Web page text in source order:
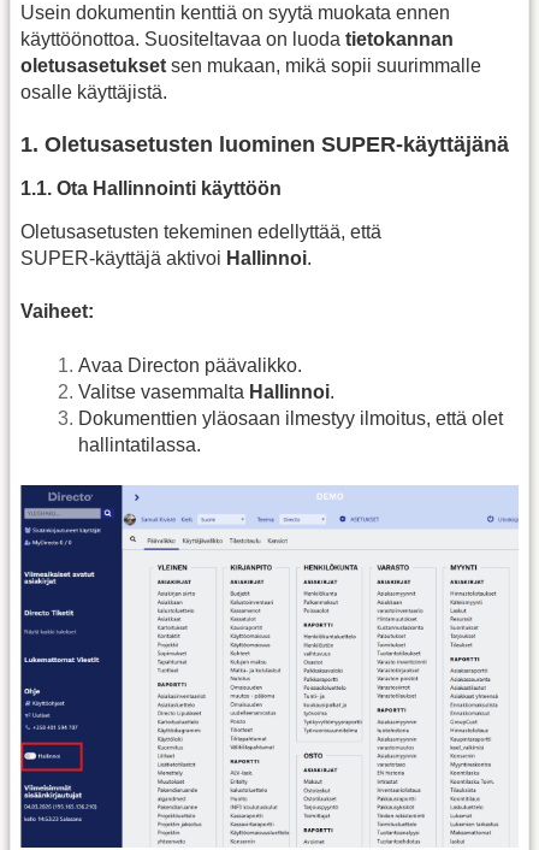
Usein dokumentin kenttiä on syytä muokata ennen
käyttöönottoa. Suositeltavaa on luoda tietokannan
oletusasetukset sen mukaan, mikä sopii suurimmalle
osalle käyttäjistä.
1. Oletusasetusten luominen SUPER‑käyttäjänä
1.1. Ota Hallinnointi käyttöön
Oletusasetusten tekeminen edellyttää, että
SUPER‑käyttäjä aktivoi Hallinnoi.
Vaiheet:
Avaa Directon päävalikko.
Valitse vasemmalta Hallinnoi.
Dokumenttien yläosaan ilmestyy ilmoitus, että olet
hallintatilassa.